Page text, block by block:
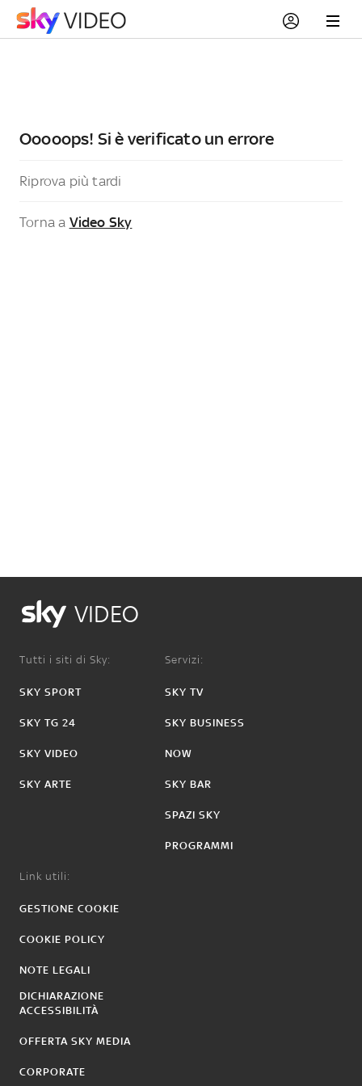
Ooooops! Si è verificato un errore
Riprova più tardi
Torna a Video Sky
VIDEO
Tutti i siti di Sky:
SKY SPORT
SKY TG 24
SKY VIDEO
SKY ARTE
Servizi:
SKY TV
SKY BUSINESS
NOW
SKY BAR
SPAZI SKY
PROGRAMMI
Link utili:
GESTIONE COOKIE
COOKIE POLICY
NOTE LEGALI
DICHIARAZIONE
ACCESSIBILITÀ
OFFERTA SKY MEDIA
CORPORATE